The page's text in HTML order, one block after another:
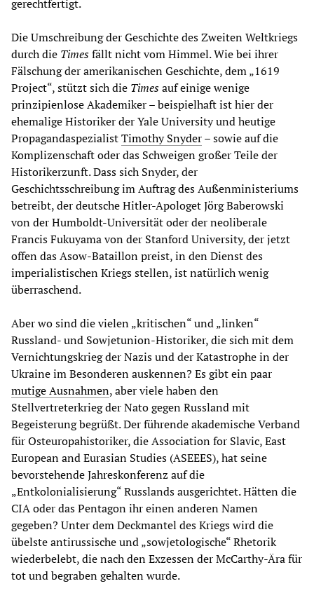
gerechtfertigt.
Die Umschreibung der Geschichte des Zweiten Weltkriegs
durch die Timesfällt nicht vom Himmel. Wie bei ihrer
Fälschung der amerikanischen Geschichte, dem „1619
Project“, stützt sich die Timesauf einige wenige
prinzipienlose Akademiker – beispielhaft ist hier der
ehemalige Historiker der Yale University und heutige
PropagandaspezialistTimothy Snyder­– sowie auf die
Komplizenschaft oder das Schweigen großer Teile der
Historikerzunft. Dass sich Snyder, der
Geschichtsschreibung im Auftrag des Außenministeriums
betreibt, der deutsche Hitler-Apologet Jörg Baberowski
von der Humboldt-Universität oder der neoliberale
Francis Fukuyama von der Stanford University, der jetzt
offen das Asow-Bataillon preist, in den Dienst des
imperialistischen Kriegs stellen, ist natürlich wenig
überraschend.
Aber wo sind die vielen „kritischen“ und „linken“
Russland- und Sowjetunion-Historiker, die sich mit dem
Vernichtungskrieg der Nazis und der Katastrophe in der
Ukraine im Besonderen auskennen? Es gibt ein paar
mutige Ausnahmen, aber viele haben den
Stellvertreterkrieg der Nato gegen Russland mit
Begeisterung begrüßt. Der führende akademische Verband
für Osteuropahistoriker, die Association for Slavic, East
European and Eurasian Studies (ASEEES), hat seine
bevorstehende Jahreskonferenz auf die
„Entkolonialisierung“ Russlands ausgerichtet. Hätten die
CIA oder das Pentagon ihr einen anderen Namen
gegeben? Unter dem Deckmantel des Kriegs wird die
übelste antirussische und „sowjetologische“ Rhetorik
wiederbelebt, die nach den Exzessen der McCarthy-Ära für
tot und begraben gehalten wurde.